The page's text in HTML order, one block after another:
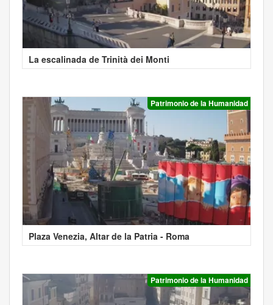
La escalinada de Trinità dei Monti
Patrimonio de la Humanidad
Plaza Venezia, Altar de la Patria - Roma
Patrimonio de la Humanidad